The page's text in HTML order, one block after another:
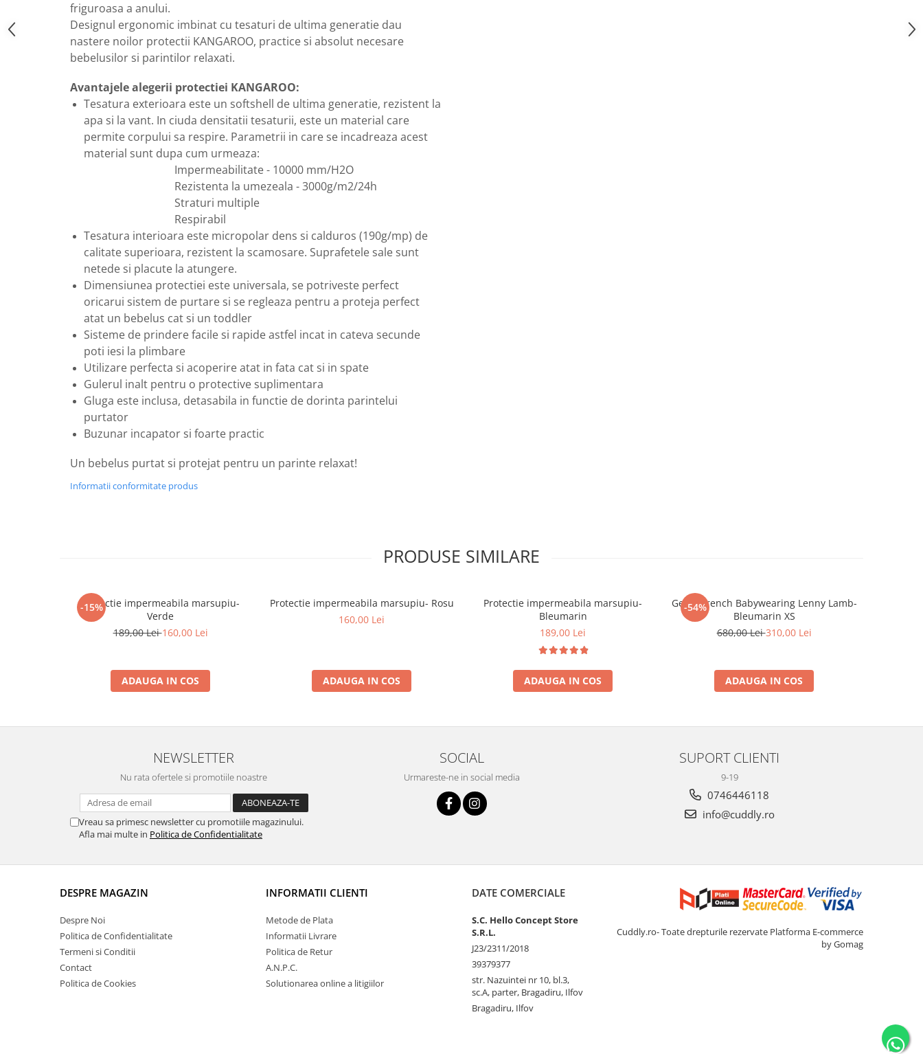
friguroasa a anului.
Designul ergonomic imbinat cu tesaturi de ultima generatie dau
nastere noilor protectii KANGAROO, practice si absolut necesare
bebelusilor si parintilor relaxati.
Avantajele alegerii protectiei KANGAROO:
Tesatura exterioara este un softshell de ultima generatie, rezistent la
apa si la vant. In ciuda densitatii tesaturii, este un material care
permite corpului sa respire. Parametrii in care se incadreaza acest
material sunt dupa cum urmeaza:
Impermeabilitate - 10000 mm/H2O
Rezistenta la umezeala - 3000g/m2/24h
Straturi multiple
Respirabil
Tesatura interioara este micropolar dens si calduros (190g/mp) de
calitate superioara, rezistent la scamosare. Suprafetele sale sunt
netede si placute la atungere.
Dimensiunea protectiei este universala, se potriveste perfect
oricarui sistem de purtare si se regleaza pentru a proteja perfect
atat un bebelus cat si un toddler
Sisteme de prindere facile si rapide astfel incat in cateva secunde
poti iesi la plimbare
Utilizare perfecta si acoperire atat in fata cat si in spate
Gulerul inalt pentru o protective suplimentara
Gluga este inclusa, detasabila in functie de dorinta parintelui
purtator
Buzunar incapator si foarte practic
Un bebelus purtat si protejat pentru un parinte relaxat!
Informatii conformitate produs
PRODUSE SIMILARE
-15%
Protectie impermeabila marsupiu-
Verde
189,00 Lei160,00 Lei
ADAUGA IN COS
Protectie impermeabila marsupiu- Rosu
160,00 Lei
ADAUGA IN COS
Protectie impermeabila marsupiu-
Bleumarin
189,00 Lei
ADAUGA IN COS
-54%
Geaca trench Babywearing Lenny Lamb-
Bleumarin XS
680,00 Lei310,00 Lei
ADAUGA IN COS
NEWSLETTER
Nu rata ofertele si promotiile noastre
Vreau sa primesc newsletter cu promotiile magazinului.
Afla mai multe in Politica de Confidentialitate
SOCIAL
Urmareste-ne in social media
SUPORT CLIENTI
9-19
0746446118
info@cuddly.ro
DESPRE MAGAZIN
Despre Noi
Politica de Confidentialitate
Termeni si Conditii
Contact
Politica de Cookies
INFORMATII CLIENTI
Metode de Plata
Informatii Livrare
Politica de Retur
A.N.P.C.
Solutionarea online a litigiilor
DATE COMERCIALE
S.C. Hello Concept Store
S.R.L.
J23/2311/2018
39379377
str. Nazuintei nr 10, bl.3,
sc.A, parter, Bragadiru, Ilfov
Bragadiru, Ilfov
Cuddly.ro- Toate drepturile rezervate Platforma E-commerce
by Gomag